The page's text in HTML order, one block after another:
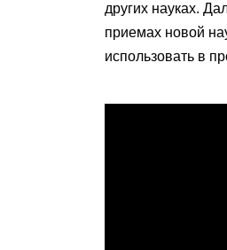
других науках.
приемах новой
использовать в